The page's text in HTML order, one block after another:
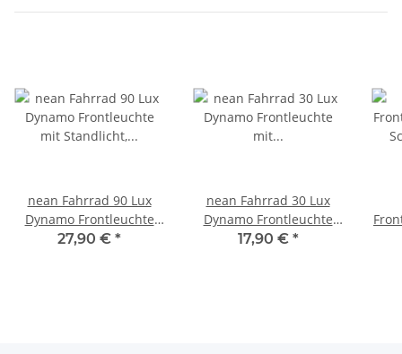
nean Fahrrad 90 Lux
Dynamo Frontleuchte
mit Standlicht, Reflektor
27,90 € *
nean Fahrrad 30 Lux
Dynamo Frontleuchte
mit Lichtautomatik,
17,90 € *